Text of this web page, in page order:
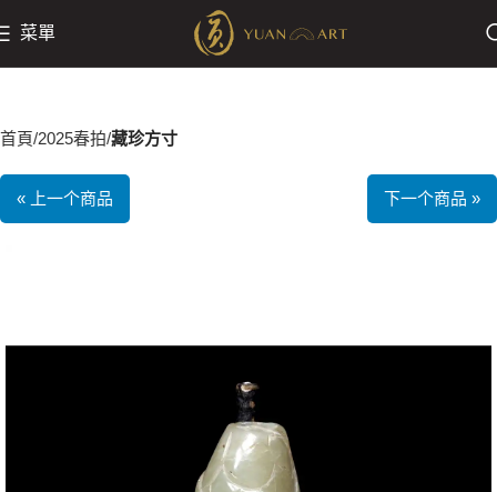
菜單
首頁 2025春拍 藏珍方寸
« 上一个商品 下一个商品 »